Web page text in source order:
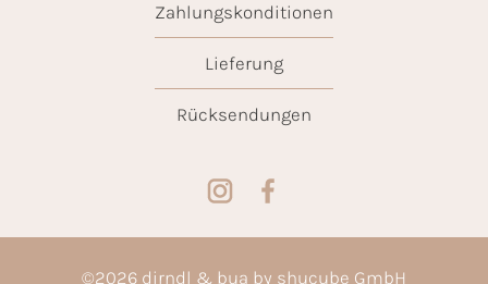
Zahlungskonditionen
Lieferung
Rücksendungen
©2026 dirndl & bua by shucube GmbH